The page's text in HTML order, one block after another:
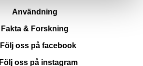
Användning
Fakta & Forskning
Följ oss på facebook
Följ oss på instagram